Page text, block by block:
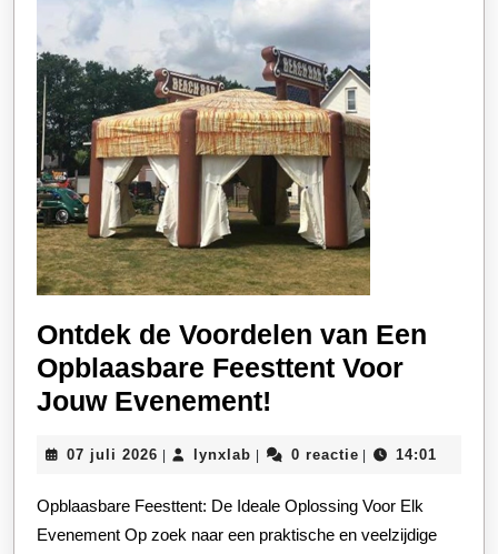
Ontdek de Voordelen van Een
Opblaasbare Feesttent Voor
Jouw Evenement!
Voordelen
van
Een
07 juli 2026 07
| lynxlab lynxlab
| 0 reactie | 14:01
Opblaasbare Feesttent: De Ideale Oplossing Voor Elk
Evenement Op zoek naar een praktische en veelzijdige